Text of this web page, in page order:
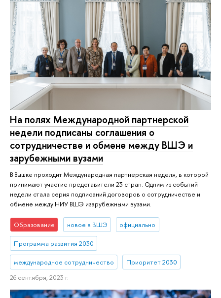
На полях Международной партнерской
недели подписаны соглашения о
сотрудничестве и обмене между ВШЭ и
зарубежными вузами
В Вышке проходит Международная партнерская неделя, в которой
принимают участие представители 23 стран. Одним из событий
недели стала серия подписаний договоров о сотрудничестве и
обмене между НИУ ВШЭ изарубежными вузами.
Образование новое в ВШЭ официально
Программа развития 2030
международное сотрудничество
Приоритет 2030
26 сентября, 2023 г.